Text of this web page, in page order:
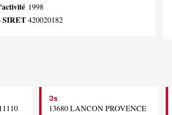
1998
SIRET420020182
3s
13680 LANCON PROVENCE